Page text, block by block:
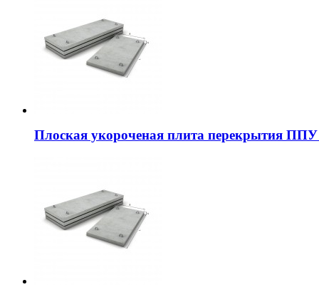
Плоская укороченая плита перекрытия ППУ